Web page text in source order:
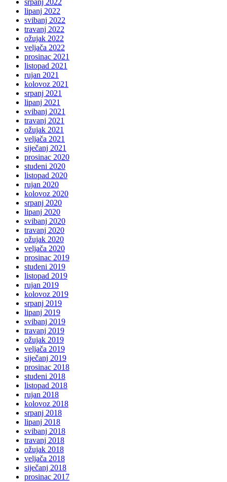
srpanj 2022
lipanj 2022
svibanj 2022
travanj 2022
ožujak 2022
veljača 2022
prosinac 2021
listopad 2021
rujan 2021
kolovoz 2021
srpanj 2021
lipanj 2021
svibanj 2021
travanj 2021
ožujak 2021
veljača 2021
siječanj 2021
prosinac 2020
studeni 2020
listopad 2020
rujan 2020
kolovoz 2020
srpanj 2020
lipanj 2020
svibanj 2020
travanj 2020
ožujak 2020
veljača 2020
prosinac 2019
studeni 2019
listopad 2019
rujan 2019
kolovoz 2019
srpanj 2019
lipanj 2019
svibanj 2019
travanj 2019
ožujak 2019
veljača 2019
siječanj 2019
prosinac 2018
studeni 2018
listopad 2018
rujan 2018
kolovoz 2018
srpanj 2018
lipanj 2018
svibanj 2018
travanj 2018
ožujak 2018
veljača 2018
siječanj 2018
prosinac 2017